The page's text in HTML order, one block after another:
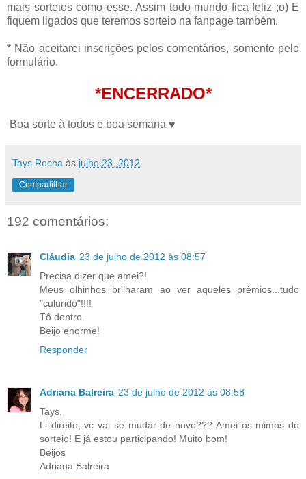
mais sorteios como esse. Assim todo mundo fica feliz ;o) E
fiquem ligados que teremos sorteio na fanpage também.
* Não aceitarei inscrições pelos comentários, somente pelo
formulário.
*ENCERRADO*
Boa sorte à todos e boa semana ♥
Tays Rocha às julho 23, 2012
Compartilhar
192 comentários:
Cláudia 23 de julho de 2012 às 08:57
Precisa dizer que amei?!
Meus olhinhos brilharam ao ver aqueles prêmios...tudo
"culurido"!!!!
Tô dentro.
Beijo enorme!
Responder
Adriana Balreira 23 de julho de 2012 às 08:58
Tays,
Li direito, vc vai se mudar de novo??? Amei os mimos do
sorteio! E já estou participando! Muito bom!
Beijos
Adriana Balreira